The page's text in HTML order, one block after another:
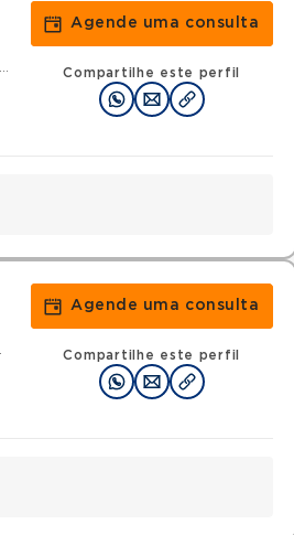
RQE 44378 - Cirurgia da mão
Agende uma consulta
Compartilhe este perfil
RQE 37369 - Cirurgia da mão
Agende uma consulta
Compartilhe este perfil